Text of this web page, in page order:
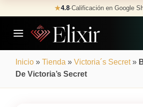
to
content
★4.8·Calificación en Google
Inicio » Tienda » Victoria´s Secret»
De Victoria’s Secret